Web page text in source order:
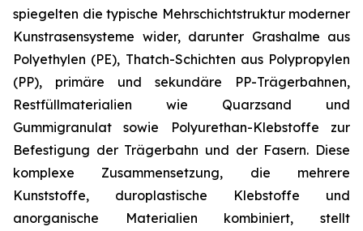
spiegelten die typische Mehrschichtstruktur moderner
Kunstrasensysteme wider, darunter Grashalme aus
Polyethylen (PE), Thatch-Schichten aus Polypropylen
(PP), primäre und sekundäre PP-Trägerbahnen,
Restfüllmaterialien wie Quarzsand und
Gummigranulat sowie Polyurethan-Klebstoffe zur
Befestigung der Trägerbahn und der Fasern. Diese
komplexe Zusammensetzung, die mehrere
Kunststoffe, duroplastische Klebstoffe und
anorganische Materialien kombiniert, stellt